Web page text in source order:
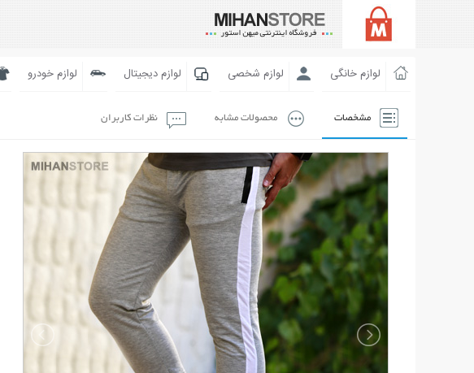
لوازم خانگی لوازم شخصی لوازم دیجیتال لوازم خودرو
مشخصات محصولات مشابه نظرات کاربران